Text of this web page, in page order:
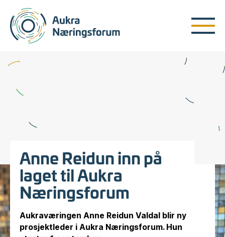
Anne Reidun inn på
laget til Aukra
Næringsforum
Aukraværingen Anne Reidun Valdal blir ny
prosjektleder i Aukra Næringsforum. Hun